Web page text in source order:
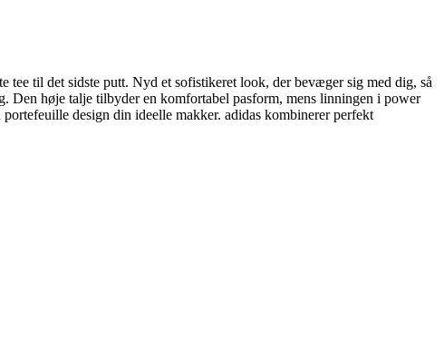
til det sidste putt. Nyd et sofistikeret look, der bevæger sig med dig, så
Den høje talje tilbyder en komfortabel pasform, mens linningen i power
design din ideelle makker. adidas kombinerer perfekt